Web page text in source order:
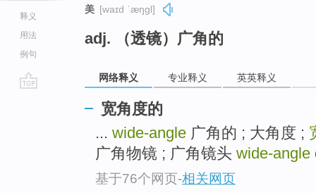
释义
用法
例句
美 [waɪd ˈæŋɡl]
adj. （透镜）广角的
网络释义 专业释义 英英释义
宽角度的
... wide-angle 广角的 ; 大角度 ;
广角物镜 ; 广角镜头 wide-angle
基于76个网页-相关网页